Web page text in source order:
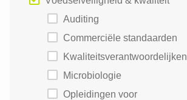
Auditing
Commerciële standaarden
Kwaliteitsverantwoordelijken
Microbiologie
Opleidingen voor